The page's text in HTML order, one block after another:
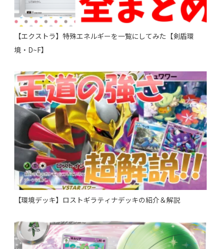
【エクストラ】特殊エネルギーを一覧にしてみた【剣盾環
境・D~F】
【環境デッキ】ロストギラティナデッキの紹介＆解説